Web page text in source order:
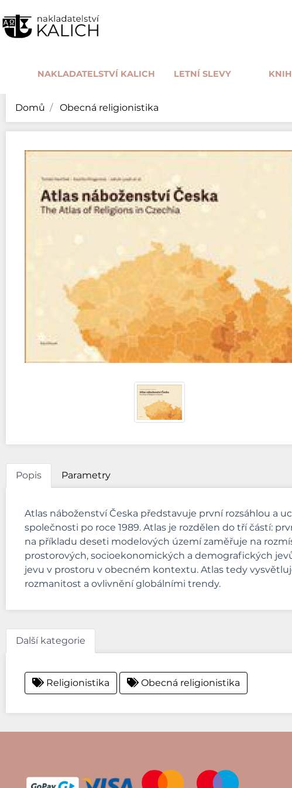
NAKLADATELSTVÍ KALICH LETNÍ SLEVY
Domů Obecná religionistika
Popis Parametry
Atlas náboženství Česka představuje první rozsáhlou a
společnosti po roce 1989. Atlas je rozdělen do tří částí:
na příkladu deseti modelových území zaměřuje na
prostorových, socioekonomických a demografických
jevu v prostoru v obecném kontextu. Atlas tedy
rozmanitost a ovlivnění globálními trendy.
Další kategorie
Religionistika Obecná religionistika